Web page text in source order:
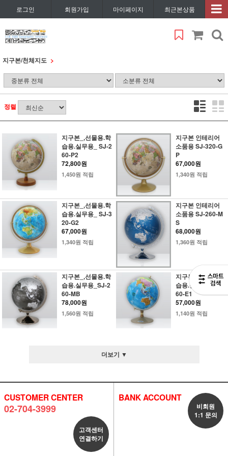
로그인 회원가입 마이페이지 최근본상품
지구본/천체지도
정렬
지구본_,선물용.학
습용.실무용_ SJ-2
60-P2
72,800원
1,450원 적립
지구본 인테리어
소품용 SJ-320-G
P
67,000원
1,340원 적립
지구본_,선물용.학
습용.실무용_ SJ-3
20-G2
67,000원
1,340원 적립
지구본 인테리어
소품용 SJ-260-M
S
68,000원
1,360원 적립
지구본_,선물용.학
습용.실무용_SJ-2
60-MB
78,000원
1,560원 적립
지구본_,선물용.학
습용.실무용_ SJ-2
60-E1
57,000원
1,140원 적립
더보기 ▼
CUSTOMER CENTER
02-704-3999
고객센터
연결하기
BANK ACCOUNT
비회원
1:1 문의